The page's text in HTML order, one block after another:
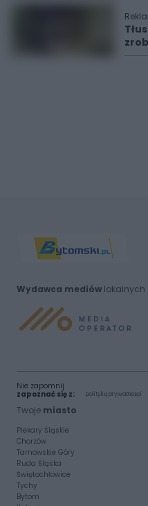
Wydawca mediówlokalnych
Nie zapomnij
zapoznać się z:
polityką prywatności
Twoje miasto
Piekary Śląskie
Chorzów
Tarnowskie Góry
Ruda Śląska
Świętochłowice
Tychy
Bytom